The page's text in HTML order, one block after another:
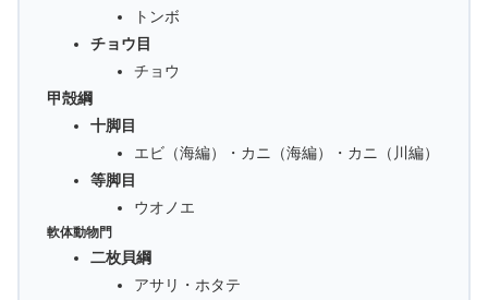
トンボ
チョウ目
チョウ
甲殻綱
十脚目
エビ（海編）・カニ（海編）・カニ（川編）
等脚目
ウオノエ
軟体動物門
二枚貝綱
アサリ・ホタテ